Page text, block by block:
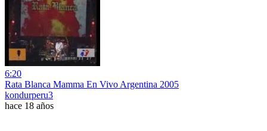
6:20
Rata Blanca Mamma En Vivo Argentina 2005
kondurperu3
hace 18 años